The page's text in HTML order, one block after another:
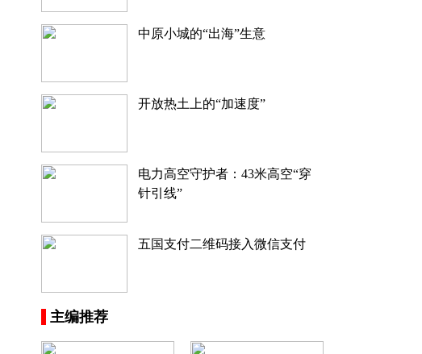
中原小城的“出海”生意
开放热土上的“加速度”
电力高空守护者：43米高空“穿
针引线”
五国支付二维码接入微信支付
主编推荐